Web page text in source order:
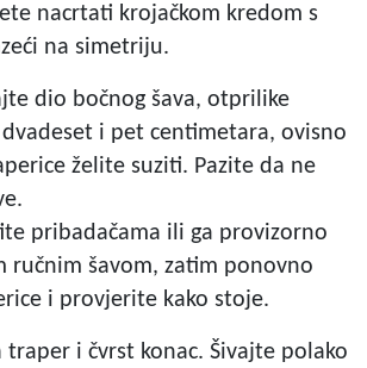
nacrtati krojačkom kredom s
na simetriju.
dio bočnog šava, otprilike
i pet centimetara, ovisno
želite suziti. Pazite da ne
pribadačama ili ga provizorno
ručnim šavom, zatim ponovno
i provjerite kako stoje.
traper i čvrst konac. Šivajte polako